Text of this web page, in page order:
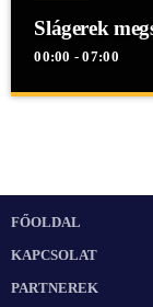
Slágerek
00:00 - 07:00
Slágerek
FŐOLDAL
KAPCSOLAT
PARTNEREK